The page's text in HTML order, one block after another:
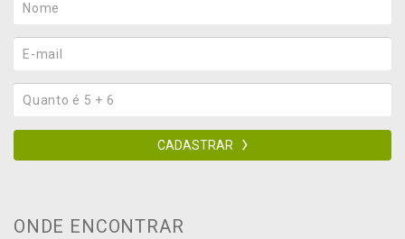
CADASTRAR
ONDE ENCONTRAR